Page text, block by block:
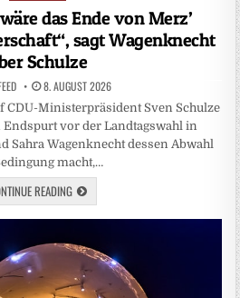
in
das Ende von Merz’
sagt Wagenknecht
Schulze
8. AUGUST 2026
CDU-Ministerpräsident Sven Schulze
Endspurt vor der Landtagswahl in
Sahra Wagenknecht dessen Abwahl
macht,…
READING